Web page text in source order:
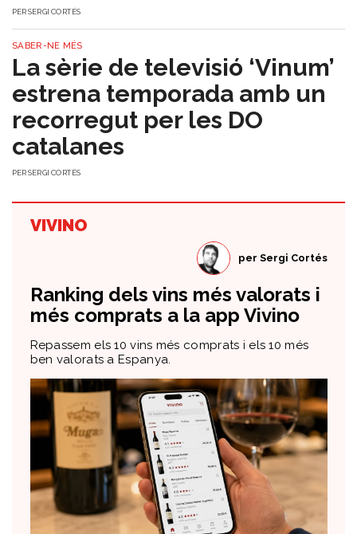
PERSERGI CORTÉS
SABER-NE MÉS
La sèrie de televisió ‘Vinum’
estrena temporada amb un
recorregut per les DO
catalanes
PERSERGI CORTÉS
VIVINO
per Sergi Cortés
Ranking dels vins més valorats i
més comprats a la app Vivino
Repassem els 10 vins més comprats i els 10 més
ben valorats a Espanya.